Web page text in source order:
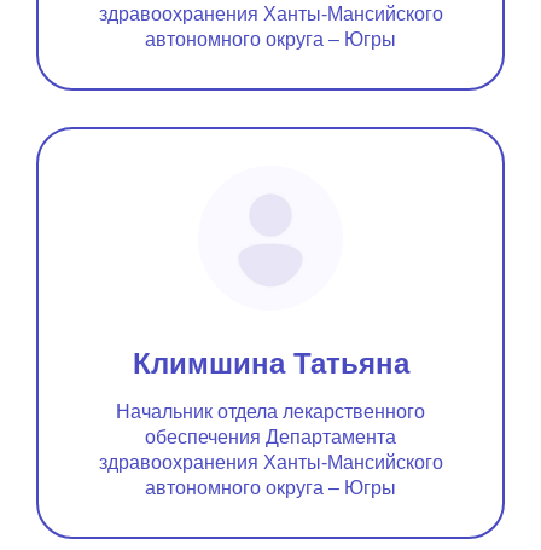
здравоохранения Ханты-Мансийского
автономного округа – Югры
Климшина Татьяна
Начальник отдела лекарственного
обеспечения Департамента
здравоохранения Ханты-Мансийского
автономного округа – Югры